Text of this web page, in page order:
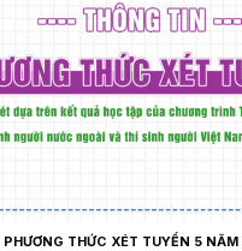
PHƯƠNG THỨC XÉT TUYỂN 5